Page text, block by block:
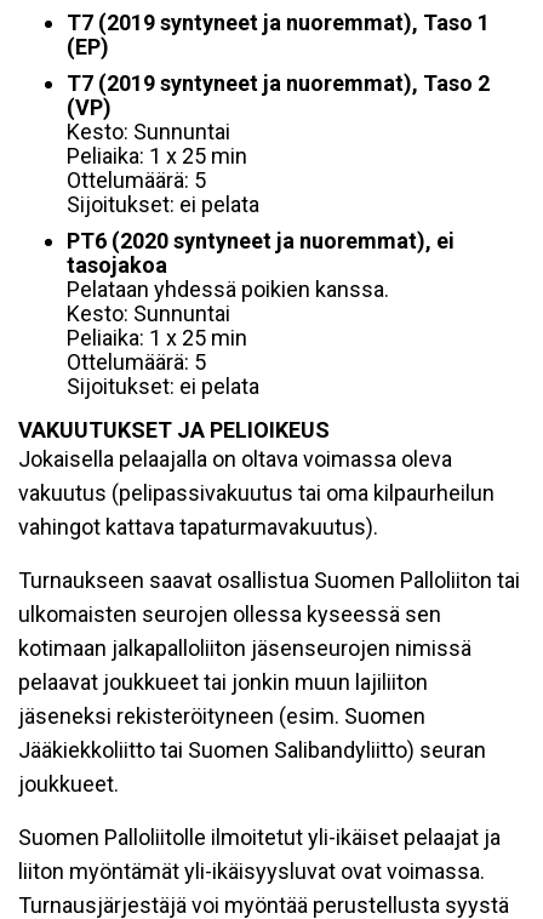
T7 (2019 syntyneet ja nuoremmat), Taso 1
(EP)
T7 (2019 syntyneet ja nuoremmat), Taso 2
(VP)
Kesto: Sunnuntai
Peliaika: 1 x 25 min
Ottelumäärä: 5
Sijoitukset: ei pelata
PT6 (2020 syntyneet ja nuoremmat), ei
tasojakoa
Pelataan yhdessä poikien kanssa.
Kesto: Sunnuntai
Peliaika: 1 x 25 min
Ottelumäärä: 5
Sijoitukset: ei pelata
VAKUUTUKSET JA PELIOIKEUS
Jokaisella pelaajalla on oltava voimassa oleva
vakuutus (pelipassivakuutus tai oma kilpaurheilun
vahingot kattava tapaturmavakuutus).
Turnaukseen saavat osallistua Suomen Palloliiton tai
ulkomaisten seurojen ollessa kyseessä sen
kotimaan jalkapalloliiton jäsenseurojen nimissä
pelaavat joukkueet tai jonkin muun lajiliiton
jäseneksi rekisteröityneen (esim. Suomen
Jääkiekkoliitto tai Suomen Salibandyliitto) seuran
joukkueet.
Suomen Palloliitolle ilmoitetut yli-ikäiset pelaajat ja
liiton myöntämät yli-ikäisyysluvat ovat voimassa.
Turnausjärjestäjä voi myöntää perustellusta syystä